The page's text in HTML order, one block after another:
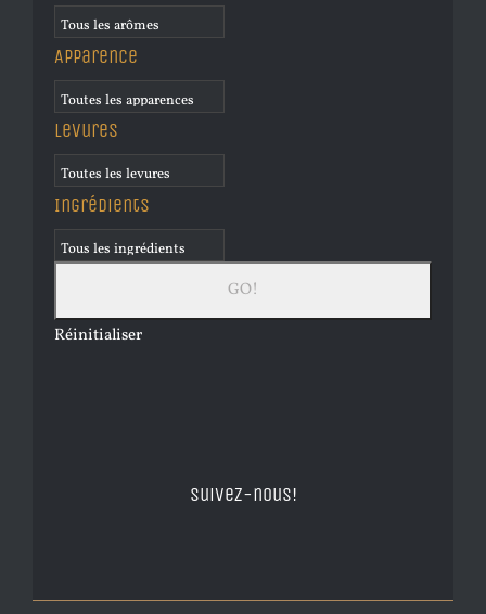
Apparence
Levures
Ingrédients
Réinitialiser
Suivez-nous!